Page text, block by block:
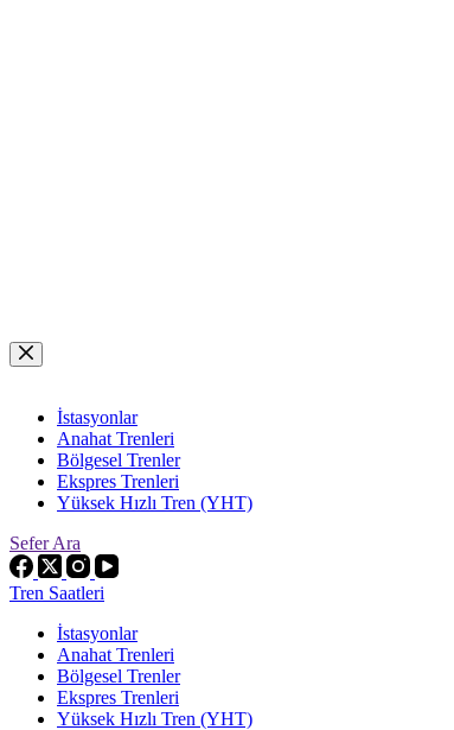
Skip
to
İstasyonlar
Anahat Trenleri
Bölgesel Trenler
Ekspres Trenleri
Yüksek Hızlı Tren (YHT)
Sefer Ara
Tren Saatleri
İstasyonlar
Anahat Trenleri
Bölgesel Trenler
Ekspres Trenleri
Yüksek Hızlı Tren (YHT)